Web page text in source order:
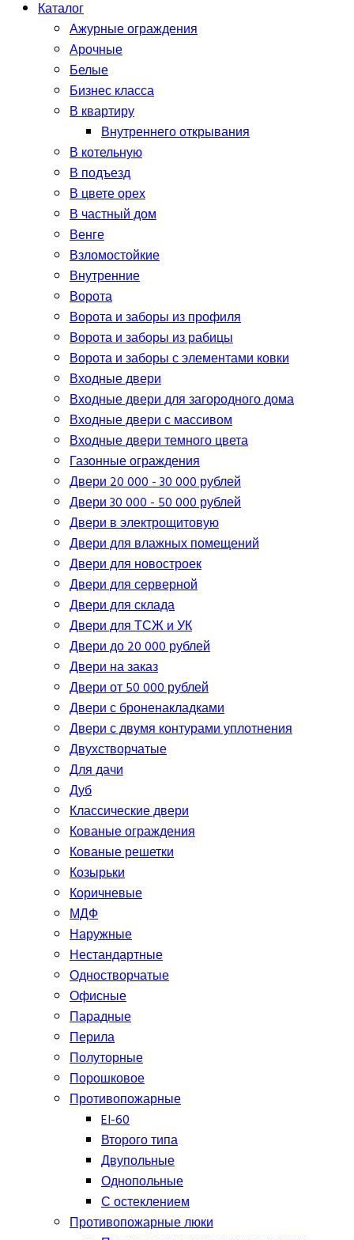
Каталог
Ажурные ограждения
Арочные
Белые
Бизнес класса
В квартиру
Внутреннего открывания
В котельную
В подъезд
В цвете орех
В частный дом
Венге
Взломостойкие
Внутренние
Ворота
Ворота и заборы из профиля
Ворота и заборы из рабицы
Ворота и заборы с элементами ковки
Входные двери
Входные двери для загородного дома
Входные двери с массивом
Входные двери темного цвета
Газонные ограждения
Двери 20 000 - 30 000 рублей
Двери 30 000 - 50 000 рублей
Двери в электрощитовую
Двери для влажных помещений
Двери для новостроек
Двери для серверной
Двери для склада
Двери для ТСЖ и УК
Двери до 20 000 рублей
Двери на заказ
Двери от 50 000 рублей
Двери с броненакладками
Двери с двумя контурами уплотнения
Двухстворчатые
Для дачи
Дуб
Классические двери
Кованые ограждения
Кованые решетки
Козырьки
Коричневые
МДФ
Наружные
Нестандартные
Одностворчатые
Офисные
Парадные
Перила
Полуторные
Порошковое
Противопожарные
EI-60
Второго типа
Двупольные
Однопольные
С остеклением
Противопожарные люки